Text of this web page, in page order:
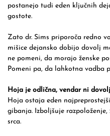
postanejo tudi eden ključnih
gostote.
Zato dr. Sims priporoča redno
mišice dejansko dobijo dovolj
ne pomeni, da morajo ženske
Pomeni pa, da lahkotna vadba
Hoja je odlična, vendar ni dovolj
Hoja ostaja eden
gibanja. Izboljšuje
srca.